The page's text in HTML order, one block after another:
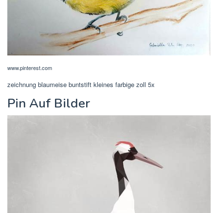
www.pinterest.com
zeichnung blaumeise buntstift kleines farbige zoll 5x
Pin Auf Bilder